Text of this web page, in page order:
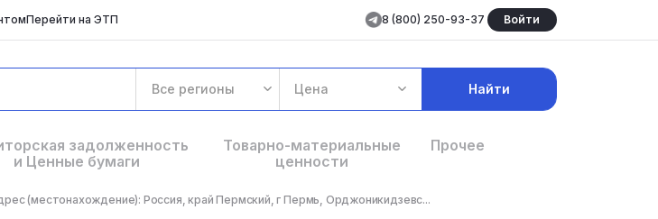
Перейти на ЭТП 8 (800) 250-93-37 Войти
Все регионы Цена Найти
задолженность
и Ценные бумаги
Товарно-материальные
ценности
Прочее
(местонахождение): Россия, край Пермский, г Пермь, Орджоникидзевс...